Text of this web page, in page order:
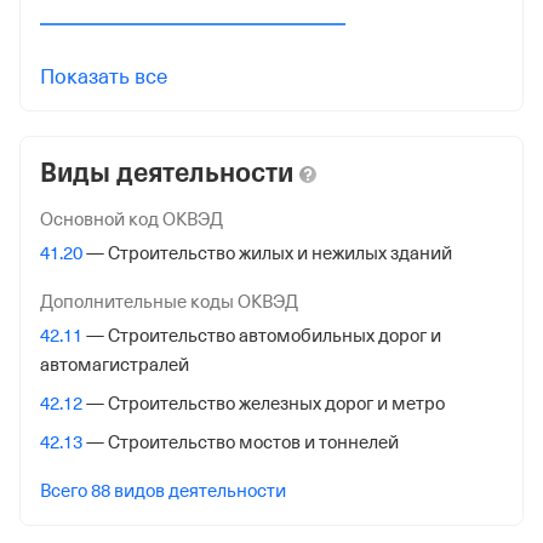
Налоговая
Межрайонная Инспекция Федеральной Налоговой
Внебюджетные фонды
Регистрационный номер в ПФР
1096056252
Показать все
Виды деятельности
Основной код ОКВЭД
41.20— Строительство жилых и нежилых зданий
Дополнительные коды ОКВЭД
42.11 — Строительство автомобильных дорог и
автомагистралей
42.12— Строительство железных дорог и метро
42.13— Строительство мостов и тоннелей
Всего 88 видов деятельности